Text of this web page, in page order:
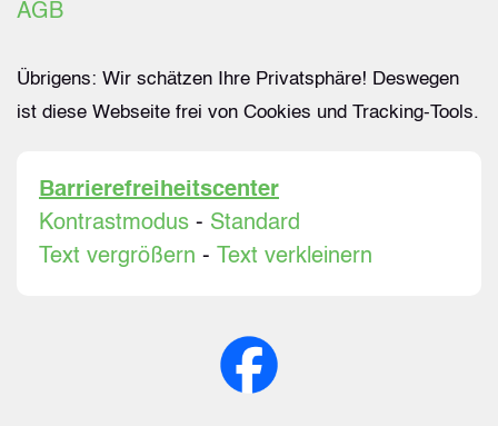
AGB
Übrigens: Wir schätzen Ihre Privatsphäre! Deswegen
ist diese Webseite frei von Cookies und Tracking-Tools.
Barrierefreiheitscenter
Kontrastmodus - Standard
Text vergrößern - Text verkleinern